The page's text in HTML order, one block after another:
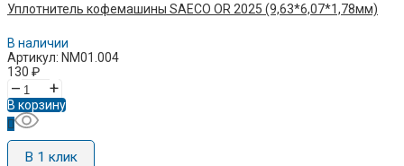
Уплотнитель кофемашины SAECO OR 2025 (9,63*6,07*1,78мм)
В наличии
Артикул: NM01.004
130 ₽
– +
В корзину
В 1 клик